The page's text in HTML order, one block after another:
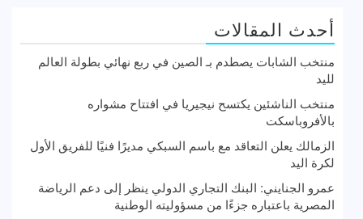
أحدث المقالات
منتخب الشابات يصطدم بـ الصين في ربع نهائي بطولة العالم
لليد
منتخب الناشئين يكتسح نيجيريا في افتتاح مشواره
بالأفروباسكت
الزمالك يعلن التعاقد مع باسم السبكي مديرًا فنيًا للفريق الأول
لكرة اليد
عمرو الجنايني: البنك التجاري الدولي ينظر إلى دعم الرياضة
المصرية باعتباره جزءًا من مسؤوليته الوطنية